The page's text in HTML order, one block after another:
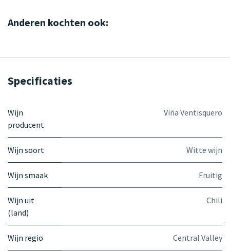
Anderen kochten ook:
Specificaties
Wijn
producent
Viña Ventisquero
Wijn soort Witte wijn
Wijn smaak Fruitig
Wijn uit
(land)
Chili
Wijn regio Central Valley